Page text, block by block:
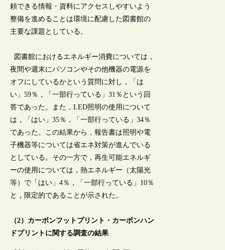
頼できる情報・資料にアクセスしやすいよう
整備を進めることは環境に配慮した図書館の
主要な課題としている。
図書館におけるエネルギー消費については，
夜間や週末にパソコンやその他機器の電源を
オフにしているかという質問に対し，「は
い」59％，「一部行っている」31％という回
答であった。また，LED照明の使用について
は，「はい」35％，「一部行っている」34％
であった。この結果から，報告書は照明や電
子機器等については省エネ対策が進んでいる
としている。その一方で，再生可能エネルギ
ーの使用については，熱エネルギー（太陽光
等）で「はい」4％，「一部行っている」10％
と，限定的であることが示された。
（2）カーボンフットプリント・カーボンハン
ドプリントに関する調査の結果